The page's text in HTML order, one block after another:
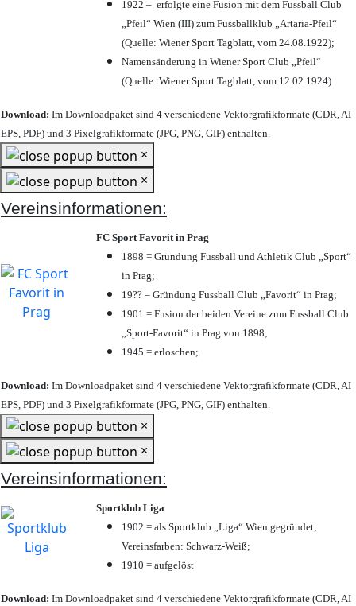
1922 – erfolgte eine Fusion mit dem Fussball Club
„Pfeil“ Wien (III) zum Fussballklub „Artaria-Pfeil“
(Quelle: Wiener Sport Tagblatt, vom 24.08.1922);
Namensänderung in Wiener Sport Club „Pfeil“
(Quelle: Wiener Sport Tagblatt, vom 12.02.1924)
Download: Im Downloadpaket sind 4 verschiedene Vektorgrafikformate (CDR, AI
EPS, PDF) und 3 Pixelgrafikformate (JPG, PNG, GIF) enthalten.
×
×
Vereinsinformationen:
FC Sport Favorit in Prag
1898 = Gründung Fussball und Athletik Club „Sport“
in Prag;
19?? = Gründung Fussball Club „Favorit“ in Prag;
1901 = Fusion der beiden Vereine zum Fussball Club
„Sport-Favorit“ in Prag von 1898;
1945 = erloschen;
Download: Im Downloadpaket sind 4 verschiedene Vektorgrafikformate (CDR, AI
EPS, PDF) und 3 Pixelgrafikformate (JPG, PNG, GIF) enthalten.
×
×
Vereinsinformationen:
Sportklub Liga
1902 = als Sportklub „Liga“ Wien gegründet;
Vereinsfarben: Schwarz-Weiß;
1910 = aufgelöst
Download: Im Downloadpaket sind 4 verschiedene Vektorgrafikformate (CDR, AI